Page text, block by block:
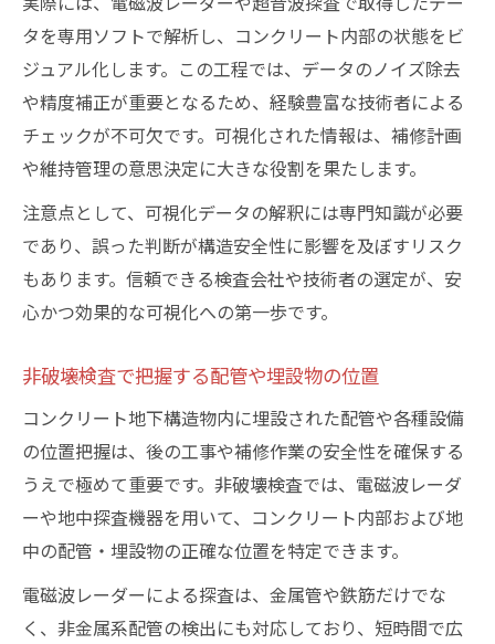
タを専用ソフトで解析し、コンクリート内部の状態をビ
ジュアル化します。この工程では、データのノイズ除去
や精度補正が重要となるため、経験豊富な技術者による
チェックが不可欠です。可視化された情報は、補修計画
や維持管理の意思決定に大きな役割を果たします。
注意点として、可視化データの解釈には専門知識が必要
であり、誤った判断が構造安全性に影響を及ぼすリスク
もあります。信頼できる検査会社や技術者の選定が、安
心かつ効果的な可視化への第一歩です。
非破壊検査で把握する配管や埋設物の位置
コンクリート地下構造物内に埋設された配管や各種設備
の位置把握は、後の工事や補修作業の安全性を確保する
うえで極めて重要です。非破壊検査では、電磁波レーダ
ーや地中探査機器を用いて、コンクリート内部および地
中の配管・埋設物の正確な位置を特定できます。
電磁波レーダーによる探査は、金属管や鉄筋だけでな
く、非金属系配管の検出にも対応しており、短時間で広